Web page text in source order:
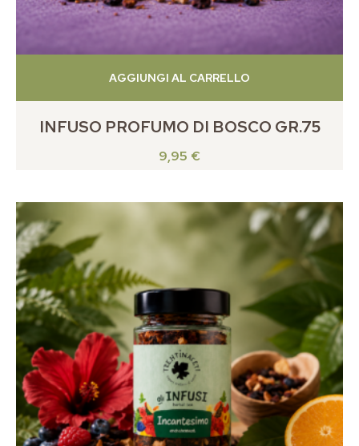
INFUSO PROFUMO DI BOSCO GR.75
9,95 €
AGGIUNGI AL CARRELLO